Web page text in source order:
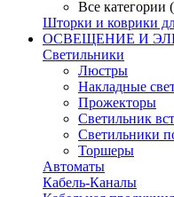
Все категории
Шторки и коврики
ОСВЕЩЕНИЕ И
Светильники
Люстры
Накладные
Прожекторы
Светильник
Светильники
Торшеры
Автоматы
Кабель-Каналы